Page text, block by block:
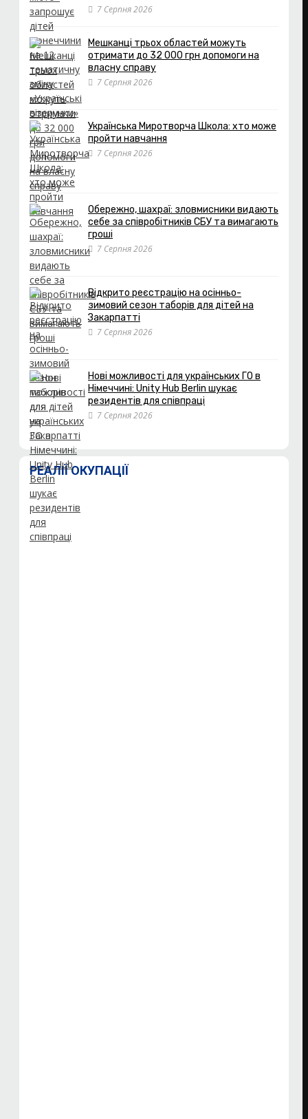
7 Серпня 2026
Мешканці трьох областей можуть
отримати до 32 000 грн допомоги на
власну справу
7 Серпня 2026
Українська Миротворча Школа: хто може
пройти навчання
7 Серпня 2026
Обережно, шахраї: зловмисники видають
себе за співробітників СБУ та вимагають
гроші
7 Серпня 2026
Відкрито реєстрацію на осінньо-
зимовий сезон таборів для дітей на
Закарпатті
7 Серпня 2026
Нові можливості для українських ГО в
Німеччині: Unity Hub Berlin шукає
резидентів для співпраці
7 Серпня 2026
РЕАЛІЇ ОКУПАЦІЇ